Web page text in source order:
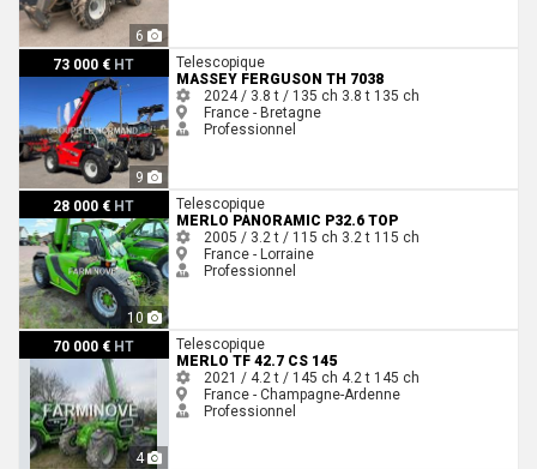
6
73 000 € HT
9
Massey Ferguson TH 7038Telescopique
MASSEY FERGUSON TH 7038
2024 / 3.8 t / 135 ch 3.8 t 135 ch
France - Bretagne
Professionnel
28 000 € HT
10
Merlo PANORAMIC P32.6 TOPTelescopique
MERLO PANORAMIC P32.6 TOP
2005 / 3.2 t / 115 ch 3.2 t 115 ch
France - Lorraine
Professionnel
70 000 € HT
4
Merlo TF 42.7 CS 145
Telescopique
MERLO TF 42.7 CS 145
2021 / 4.2 t / 145 ch 4.2 t 145 ch
France - Champagne-Ardenne
Professionnel